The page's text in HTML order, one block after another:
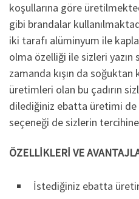
koşullarına göre
gibi brandalar
iki tarafı alüminyum ile
olma özelliği ile sizleri yazın
zamanda kışın da
üretimleri olan bu çadırın
dilediğiniz ebatta üretimi
seçeneği de sizlerin tercihine
ÖZELLİKLERİ VE
İstediğiniz ebatta